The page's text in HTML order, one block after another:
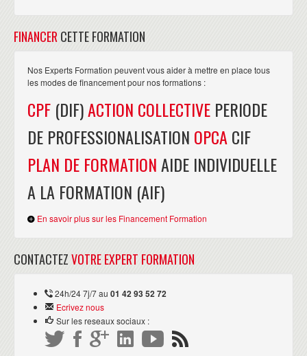
FINANCER CETTE FORMATION
Nos Experts Formation peuvent vous aider à mettre en place tous
les modes de financement pour nos formations :
CPF (DIF)ACTION COLLECTIVE PERIODE
DE PROFESSIONALISATION OPCA CIF
PLAN DE FORMATIONAIDE INDIVIDUELLE
A LA FORMATION (AIF)
En savoir plus sur les Financement Formation
CONTACTEZVOTRE EXPERT FORMATION
24h/24 7j/7 au 01 42 93 52 72
Ecrivez nous
Sur les reseaux sociaux :